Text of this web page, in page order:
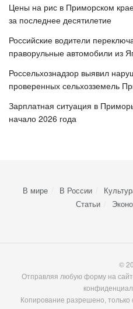
Цены на рис в Приморском
за последнее десятилетие
Российские водители
праворульные автомобили из
Россельхознадзор выявил
проверенных сельхозземель
Зарплатная ситуация в
начало 2026 года
В мире В России
Статьи
©
Отправляя любую форму на
Копирование разрешено, только